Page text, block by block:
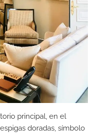
principal, en el
doradas, símbolo